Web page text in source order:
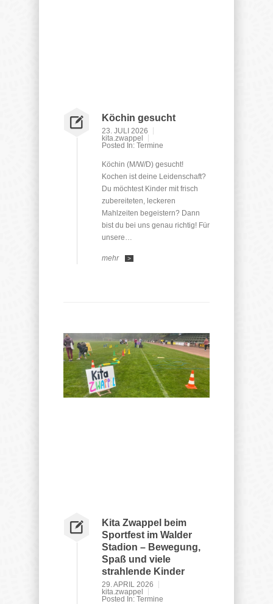
Köchin gesucht
23. JULI 2026
kita.zwappel
Posted In: Termine
Köchin (M/W/D) gesucht!
Kochen ist deine Leidenschaft?
Du möchtest Kinder mit frisch
zubereiteten, leckeren
Mahlzeiten begeistern? Dann
bist du bei uns genau richtig! Für
unsere…
mehr >
Kita Zwappel beim
Sportfest im Walder
Stadion – Bewegung,
Spaß und viele
strahlende Kinder
29. APRIL 2026
kita.zwappel
Posted In: Termine